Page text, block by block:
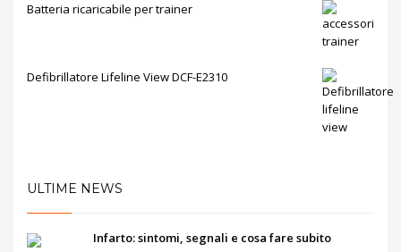
Batteria ricaricabile per trainer
Defibrillatore Lifeline View DCF-E2310
ULTIME NEWS
Infarto: sintomi, segnali e cosa fare subito